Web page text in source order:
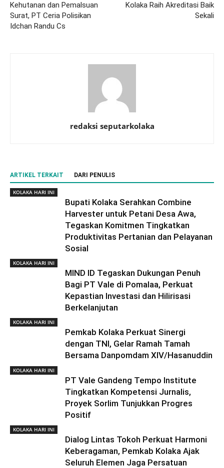
Kehutanan dan Pemalsuan
Surat, PT Ceria Polisikan
Idchan Randu Cs
Kolaka Raih Akreditasi Baik
Sekali
redaksi seputarkolaka
ARTIKEL TERKAIT DARI PENULIS
KOLAKA HARI INI
Bupati Kolaka Serahkan Combine
Harvester untuk Petani Desa Awa,
Tegaskan Komitmen Tingkatkan
Produktivitas Pertanian dan Pelayanan
Sosial
KOLAKA HARI INI
MIND ID Tegaskan Dukungan Penuh
Bagi PT Vale di Pomalaa, Perkuat
Kepastian Investasi dan Hilirisasi
Berkelanjutan
KOLAKA HARI INI
Pemkab Kolaka Perkuat Sinergi
dengan TNI, Gelar Ramah Tamah
Bersama Danpomdam XIV/Hasanuddin
KOLAKA HARI INI
PT Vale Gandeng Tempo Institute
Tingkatkan Kompetensi Jurnalis,
Proyek Sorlim Tunjukkan Progres
Positif
KOLAKA HARI INI
Dialog Lintas Tokoh Perkuat Harmoni
Keberagaman, Pemkab Kolaka Ajak
Seluruh Elemen Jaga Persatuan